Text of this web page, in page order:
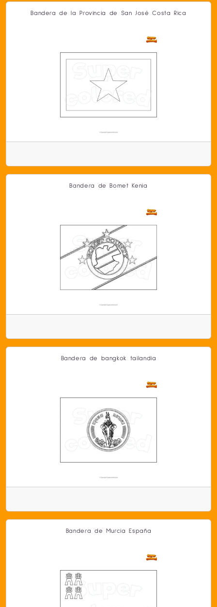
Bandera de la Provincia de San José Costa Rica
Bandera de Bomet Kenia
Bandera de bangkok tailandia
Bandera de Murcia España